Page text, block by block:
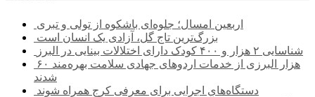
اربعین امسال؛ جلوه‌ای باشکوه از تولی و تبری
بزرگ‌ترین تاج گل، آزادی یک انسان است
شناسایی ۲ هزار و ۴۰۰ کودک دارای اختلالات بینایی در البرز
۶۰ هزار البرزی از خدمات اردوهای جهادی سلامت بهره‌مند
شدند
دستگاه‌های اجرایی برای معرفی کرج همراه شوند